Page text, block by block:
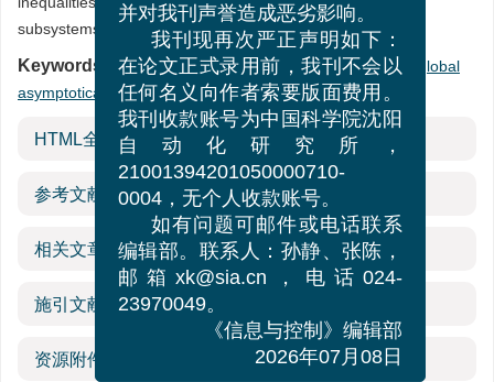
subsystems.
Keywords: nonlinear similar composite system/semi-global
asymptotical stabilization /Riccati inequality
HTML全文
参考文献 (1)
相关文章
施引文献
资源附件
并对我刊声誉造成恶劣影响。
我刊现再次严正声明如下：
在论文正式录用前，我刊不会以
任何名义向作者索要版面费用。
我刊收款账号为中国科学院沈阳
自动化研究所，
21001394201050000710-
0004，无个人收款账号。
如有问题可邮件或电话联系
编辑部。联系人：孙静、张陈，
邮箱xk@sia.cn，电话024-
23970049。
《信息与控制》编辑部
2026年07月08日